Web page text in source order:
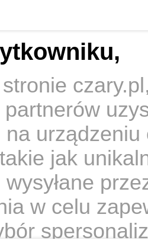
na
jak
w celu